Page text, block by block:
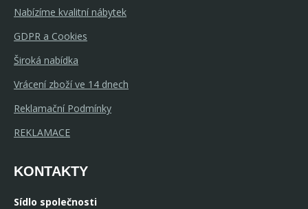
Nabízíme kvalitní nábytek
GDPR a Cookies
Široká nabídka
Vrácení zboží ve 14 dnech
Reklamační Podmínky
REKLAMACE
KONTAKTY
Sídlo společnosti